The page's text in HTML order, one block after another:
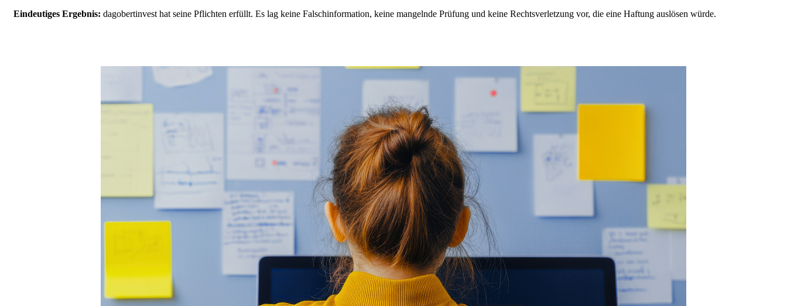
Eindeutiges Ergebnis: dagobertinvest hat seine Pflichten erfüllt. Es lag keine Falschinformation, keine mangelnde Prüfung und keine Rechtsverletzung vor, die eine Haftung auslösen würde.